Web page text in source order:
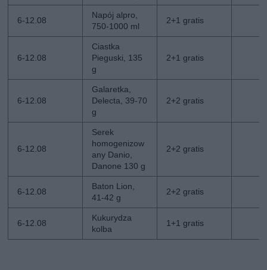
6-12.08
Napój alpro,
750-1000 ml
2+1 gratis
6-12.08
Ciastka
Pieguski, 135
g
2+1 gratis
6-12.08
Galaretka,
Delecta, 39-70
g
2+2 gratis
6-12.08
Serek
homogenizow
any Danio,
Danone 130 g
2+2 gratis
6-12.08
Baton Lion,
41-42 g
2+2 gratis
6-12.08
Kukurydza
kolba
1+1 gratis